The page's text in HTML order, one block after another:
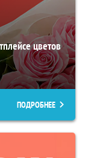
цветов
ПОДРОБНЕЕ